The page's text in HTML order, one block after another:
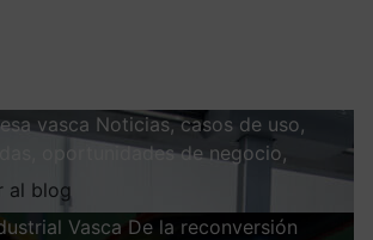
vasca Noticias, casos de uso,
oportunidades de negocio,
al blog
Vasca De la reconversión